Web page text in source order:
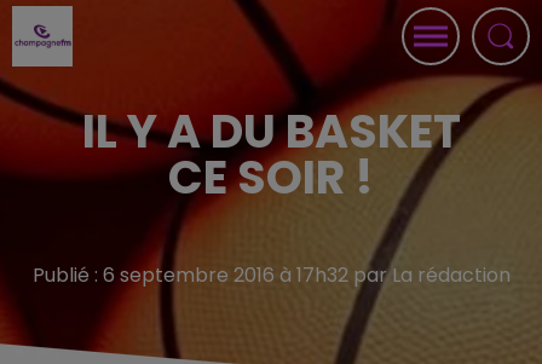
IL Y A DU BASKET
CE SOIR !
Publié : 6 septembre 2016 à 17h32 par La rédaction